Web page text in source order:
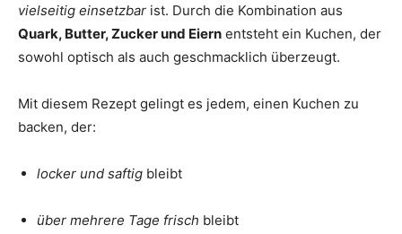
vielseitig einsetzbar ist. Durch die Kombination aus
Quark, Butter, Zucker und Eiern entsteht ein Kuchen, der
sowohl optisch als auch geschmacklich überzeugt.
Mit diesem Rezept gelingt es jedem, einen Kuchen zu
backen, der:
locker und saftig bleibt
über mehrere Tage frisch bleibt